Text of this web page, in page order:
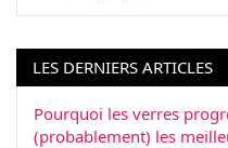
LES DERNIERS ARTICLES
Pourquoi les verres
(probablement) les